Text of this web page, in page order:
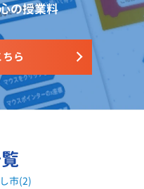
の授業料
ら
市(2)